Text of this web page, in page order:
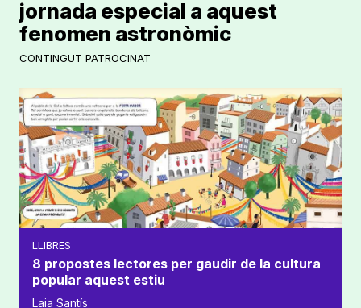
CONTINGUT PATROCINAT
jornada especial a aquest
fenomen astronòmic
LLIBRES
8 propostes lectores per gaudir de la cultura
popular aquest estiu
Laia Santís